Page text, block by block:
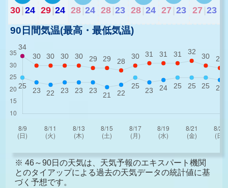
30|24 29|24 28 24 28 23 28 24 27 23 27 23
90日間気温(最高・最低気温)
※ 46～90日の天気は、天気予報のエキスパート機関
とのタイアップによる過去の天気データの統計値に基
づく予想です。